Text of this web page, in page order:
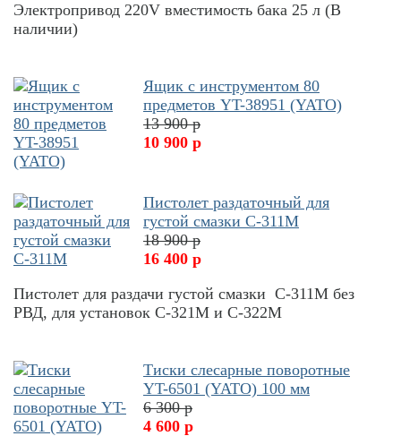
Электропривод 220V вместимость бака 25 л (В
наличии)
Ящик с инструментом 80
предметов YT-38951 (YATO)
13 900 р
10 900 р
Пистолет раздаточный для
густой смазки С-311М
18 900 р
16 400 р
Пистолет для раздачи густой смазки С-311М без
РВД, для установок С-321М и С-322М
Тиски слесарные поворотные
YT-6501 (YATO) 100 мм
6 300 р
4 600 р